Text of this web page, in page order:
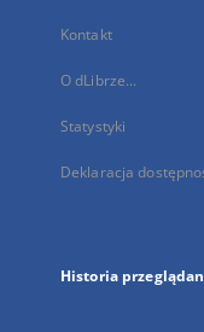
Kontakt
O dLibrze...
Statystyki
Deklaracja
Historia